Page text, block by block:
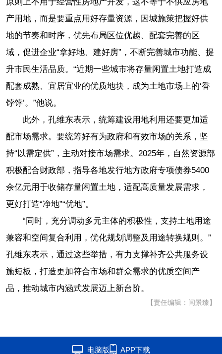
产用地，而是要重点用好存量资源，因城施策把握好供
地的节奏和时序，优先布局区位优越、配套完善的区
域，促进企业“拿好地、建好房”，不断完善城市功能、提
升市民生活品质。“近期一些城市将存量闲置土地打造成
配套成熟、宜居宜业的优质地块，成为土地市场上的‘香
饽饽’。”他说。
此外，孔维东表示，统筹建设用地利用还要更加适
配市场需求。要统筹好有为政府和有效市场的关系，坚
持“以需定供”，主动对接市场需求。2025年，自然资源部
积极配合财政部，指导各地发行地方政府专项债券5400
余亿元用于收储存量闲置土地，适配高质量发展需求，
更好打造“净地”“优地”。
“同时，充分调动多元主体的积极性，支持土地用途
兼容和空间复合利用，优化规划调整及用途转换规则。”
孔维东表示，通过这些举措，有力支撑补齐公共服务设
施短板，打造更加符合市场和群众需求的优质空间产
品，推动城市内涵式发展迈上新台阶。
【责任编辑：闫景臻】
电脑版 APP下载